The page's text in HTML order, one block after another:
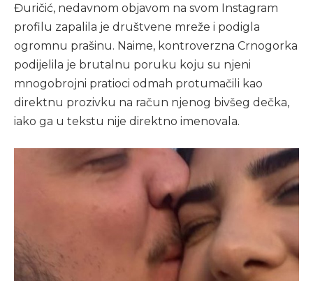
Đuričić, nedavnom objavom na svom Instagram
profilu zapalila je društvene mreže i podigla
ogromnu prašinu. Naime, kontroverzna Crnogorka
podijelila je brutalnu poruku koju su njeni
mnogobrojni pratioci odmah protumačili kao
direktnu prozivku na račun njenog bivšeg dečka,
iako ga u tekstu nije direktno imenovala.